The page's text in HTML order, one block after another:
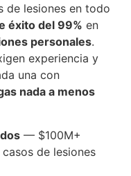
de lesiones en todo
éxito del 99% en
personales.
experiencia y
una con
nada a menos
— $100M+
de lesiones